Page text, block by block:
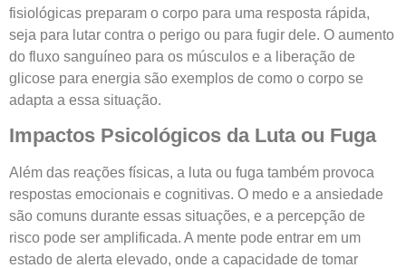
fisiológicas preparam o corpo para uma resposta rápida,
seja para lutar contra o perigo ou para fugir dele. O aumento
do fluxo sanguíneo para os músculos e a liberação de
glicose para energia são exemplos de como o corpo se
adapta a essa situação.
Impactos Psicológicos da Luta ou Fuga
Além das reações físicas, a luta ou fuga também provoca
respostas emocionais e cognitivas. O medo e a ansiedade
são comuns durante essas situações, e a percepção de
risco pode ser amplificada. A mente pode entrar em um
estado de alerta elevado, onde a capacidade de tomar